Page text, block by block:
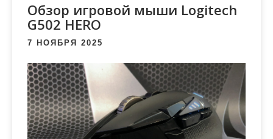
Обзор игровой мыши Logitech
G502 HERO
7 НОЯБРЯ 2025